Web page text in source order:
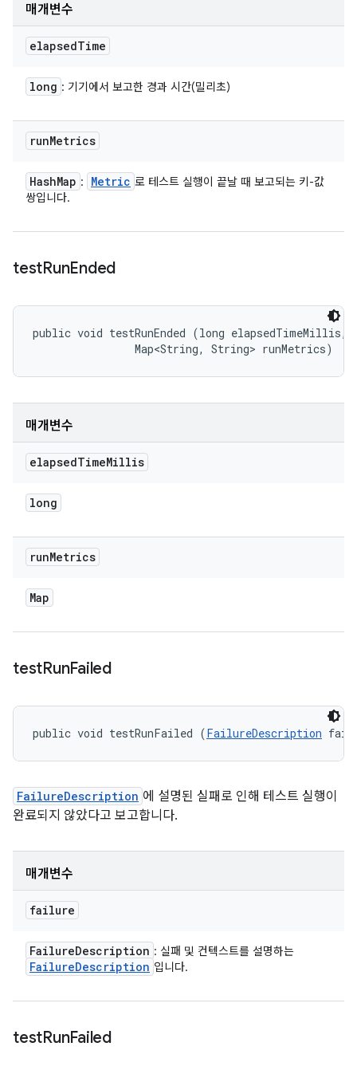
매개변수
elapsedTime
long : 기기에서 보고한 경과 시간(밀리초)
runMetrics
HashMap : Metric 로 테스트 실행이 끝날 때 보고되는 키-값
쌍입니다.
testRunEnded
public void testRunEnded (long elapsedTimeMillis,
                Map<String, String> runMetrics)
매개변수
elapsedTimeMillis
long
runMetrics
Map
testRunFailed
public void testRunFailed (FailureDescription
FailureDescription 에 설명된 실패로 인해 테스트 실행이
완료되지 않았다고 보고합니다.
매개변수
failure
FailureDescription : 실패 및 컨텍스트를 설명하는
FailureDescription 입니다.
testRunFailed